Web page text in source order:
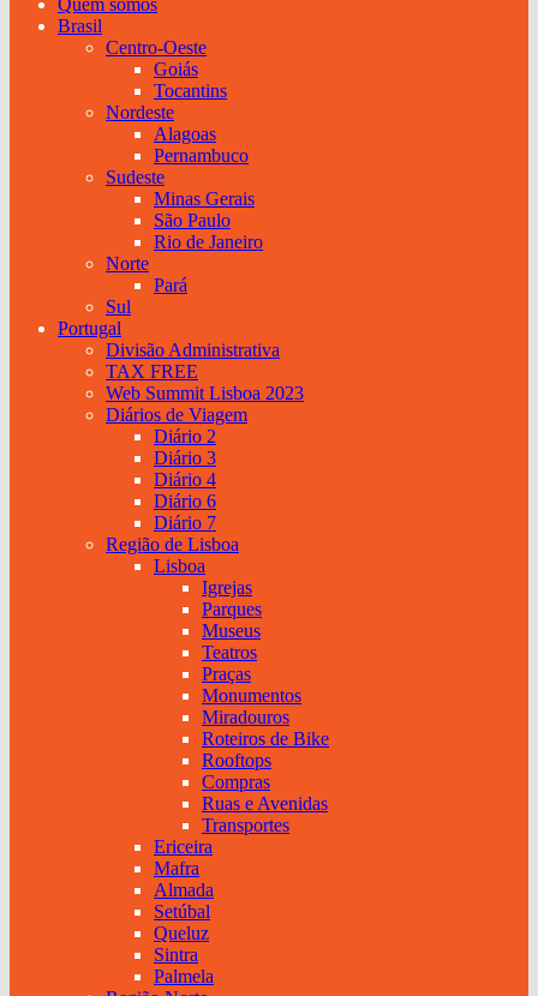
Brasil
Centro-Oeste
Goiás
Tocantins
Nordeste
Alagoas
Pernambuco
Sudeste
Minas Gerais
São Paulo
Rio de Janeiro
Norte
Pará
Sul
Portugal
Divisão Administrativa
TAX FREE
Web Summit Lisboa 2023
Diários de Viagem
Diário 2
Diário 3
Diário 4
Diário 6
Diário 7
Região de Lisboa
Lisboa
Igrejas
Parques
Museus
Teatros
Praças
Monumentos
Miradouros
Roteiros de Bike
Rooftops
Compras
Ruas e Avenidas
Transportes
Ericeira
Mafra
Almada
Setúbal
Queluz
Sintra
Palmela